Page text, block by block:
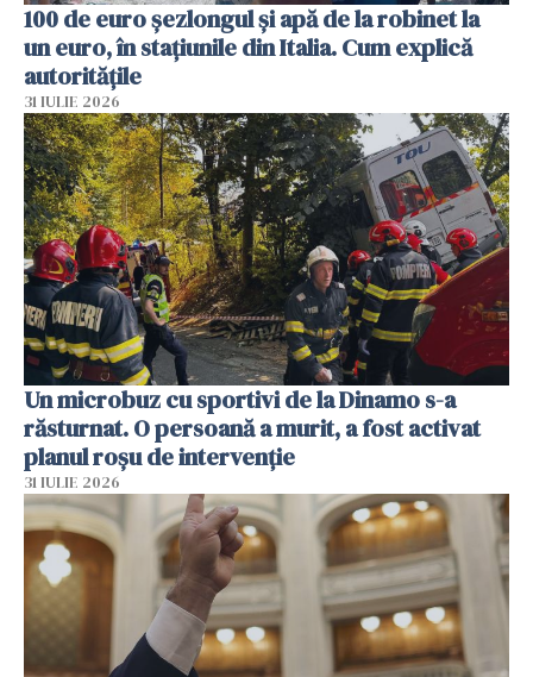
100 de euro șezlongul și apă de la robinet la
un euro, în stațiunile din Italia. Cum explică
autoritățile
31 IULIE 2026
Un microbuz cu sportivi de la Dinamo s-a
răsturnat. O persoană a murit, a fost activat
planul roșu de intervenție
31 IULIE 2026